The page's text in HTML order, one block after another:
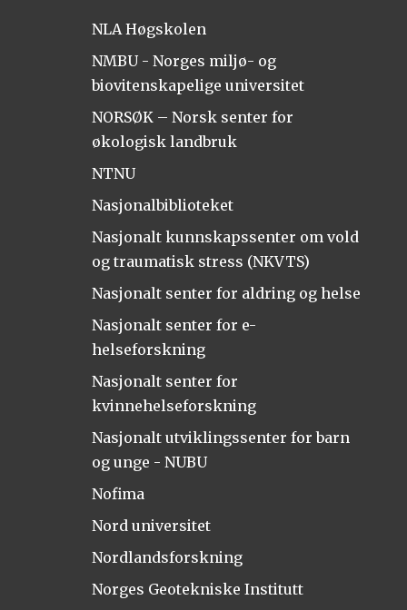
NLA Høgskolen
NMBU - Norges miljø- og
biovitenskapelige universitet
NORSØK – Norsk senter for
økologisk landbruk
NTNU
Nasjonalbiblioteket
Nasjonalt kunnskapssenter om vold
og traumatisk stress (NKVTS)
Nasjonalt senter for aldring og helse
Nasjonalt senter for e-
helseforskning
Nasjonalt senter for
kvinnehelseforskning
Nasjonalt utviklingssenter for barn
og unge - NUBU
Nofima
Nord universitet
Nordlandsforskning
Norges Geotekniske Institutt